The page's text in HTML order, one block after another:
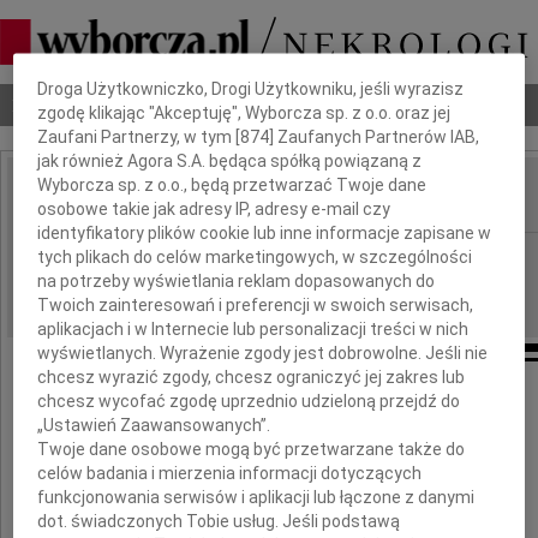
Nekrologi Odeszli Poradnik pogrzebowy
IMIĘ I NAZWISKO:
REGION: Rzeszów
DATA EMISJI: 05.01.2012
Panu
dr. Wojciechowi Marć
wyrazy szczerego współczucia
Dbamy o Twoją prywatność
Droga Użytkowniczko, Drogi Użytkowniku, jeśli wyrazisz
zgodę klikając "Akceptuję", Wyborcza sp. z o.o. oraz jej
Zaufani Partnerzy, w tym [874 ] Zaufanych Partnerów IAB,
jak również Agora S.A. będąca spółką powiązaną z
Wyborcza sp. z o.o., będą przetwarzać Twoje dane
osobowe takie jak adresy IP, adresy e-mail czy
identyfikatory plików cookie lub inne informacje zapisane w
tych plikach do celów marketingowych, w szczególności
na potrzeby wyświetlania reklam dopasowanych do
Twoich zainteresowań i preferencji w swoich serwisach,
aplikacjach i w Internecie lub personalizacji treści w nich
wyświetlanych. Wyrażenie zgody jest dobrowolne. Jeśli nie
chcesz wyrazić zgody, chcesz ograniczyć jej zakres lub
chcesz wycofać zgodę uprzednio udzieloną przejdź do
„Ustawień Zaawansowanych”.
Twoje dane osobowe mogą być przetwarzane także do
celów badania i mierzenia informacji dotyczących
funkcjonowania serwisów i aplikacji lub łączone z danymi
dot. świadczonych Tobie usług. Jeśli podstawą